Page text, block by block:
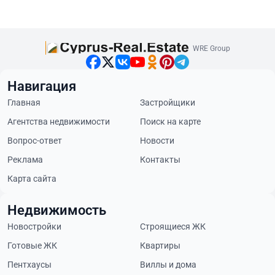
WRE Group
Навигация
Главная
Застройщики
Агентства недвижимости
Поиск на карте
Вопрос-ответ
Новости
Реклама
Контакты
Карта сайта
Недвижимость
Новостройки
Строящиеся ЖК
Готовые ЖК
Квартиры
Пентхаусы
Виллы и дома